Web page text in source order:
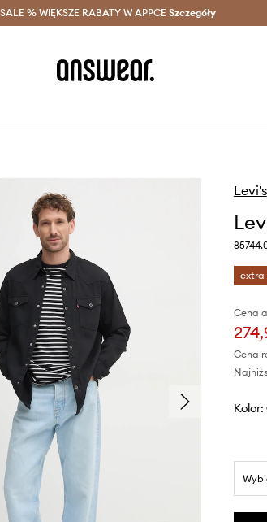
Club > Dostawa nawet w 24h >
% WIĘKSZE RABATY W APPCE Szczegóły
Levi's
extra
Cena
Cena
Kolor: